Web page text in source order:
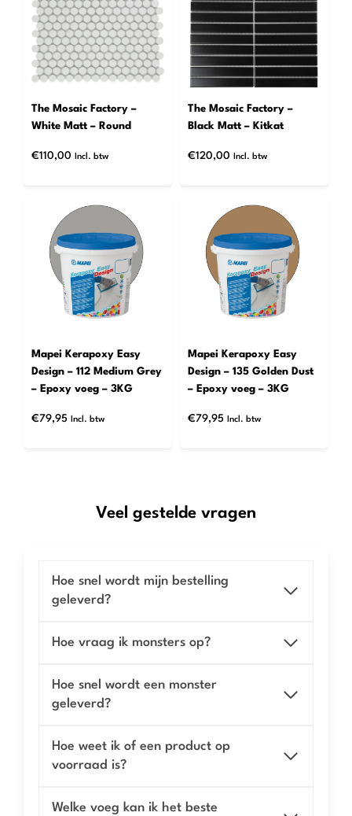
The Mosaic Factory –
White Matt – Round
€110,00 Incl. btw
The Mosaic Factory –
Black Matt – Kitkat
€120,00 Incl. btw
Mapei Kerapoxy Easy
Design – 112 Medium Grey
– Epoxy voeg – 3KG
€79,95 Incl. btw
Mapei Kerapoxy Easy
Design – 135 Golden Dust
– Epoxy voeg – 3KG
€79,95 Incl. btw
Veel gestelde vragen
Hoe snel wordt mijn bestelling
geleverd?
Hoe vraag ik monsters op?
Hoe snel wordt een monster
geleverd?
Hoe weet ik of een product op
voorraad is?
Welke voeg kan ik het beste